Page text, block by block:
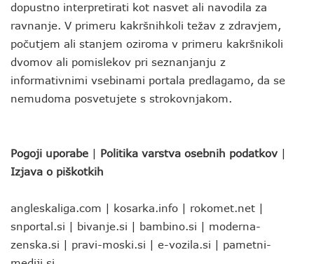
dopustno interpretirati kot nasvet ali navodila za
ravnanje. V primeru kakršnihkoli težav z zdravjem,
počutjem ali stanjem oziroma v primeru kakršnikoli
dvomov ali pomislekov pri seznanjanju z
informativnimi vsebinami portala predlagamo, da se
nemudoma posvetujete s strokovnjakom.
Pogoji uporabe | Politika varstva osebnih podatkov |
Izjava o piškotkih
angleskaliga.com | kosarka.info | rokomet.net |
snportal.si | bivanje.si | bambino.si | moderna-
zenska.si | pravi-moski.si | e-vozila.si | pametni-